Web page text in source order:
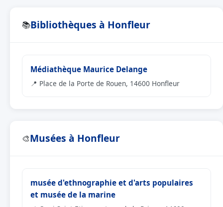
📚Bibliothèques à Honfleur
Médiathèque Maurice Delange
📍 Place de la Porte de Rouen, 14600 Honfleur
🎨Musées à Honfleur
musée d'ethnographie et d'arts populaires
et musée de la marine